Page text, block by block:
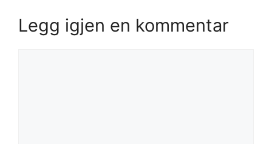
Legg igjen en kommentar